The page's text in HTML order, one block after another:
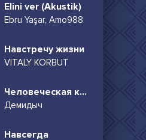
Elini ver (Akustik)
Ebru Yaşar, Amo988
Навстречу жизни
VITALY KORBUT
Человеческая комедия
Демидыч
Навсегда